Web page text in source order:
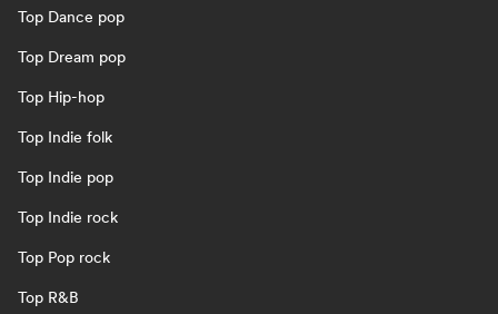
Top Dance pop
Top Dream pop
Top Hip-hop
Top Indie folk
Top Indie pop
Top Indie rock
Top Pop rock
Top R&B